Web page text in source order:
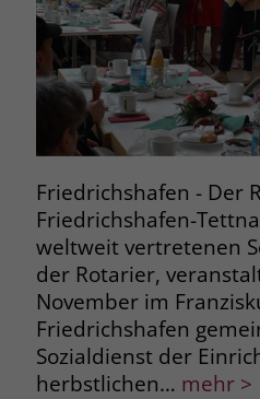
Friedrichshafen - Der
Friedrichshafen-
weltweit vertretenen
der Rotarier,
November im
Friedrichshafen
Sozialdienst der
herbstlichen… mehr >